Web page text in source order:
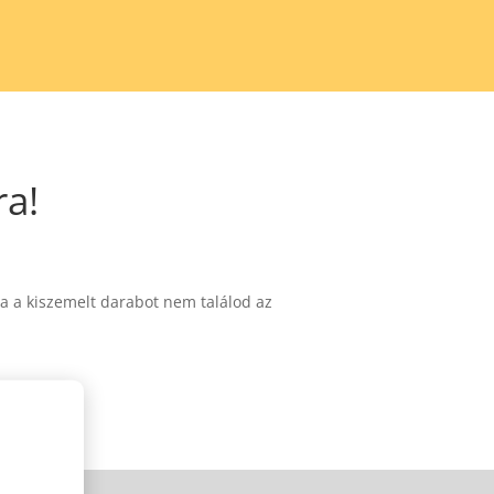
a kiszemelt darabot nem találod az